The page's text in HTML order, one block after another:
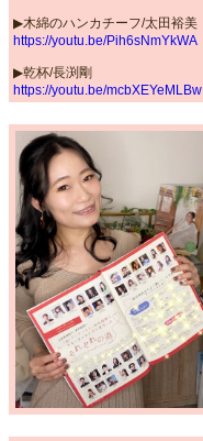
▶︎木綿のハンカチーフ/太田裕美
https://youtu.be/Pih6sNmYkWA
▶︎乾杯/長渕剛
https://youtu.be/mcbXEYeMLBw